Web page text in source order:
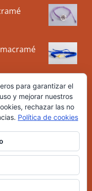
Rights Reserved |
para garantizar el
y mejorar nuestros
rechazar las no
Política de cookies